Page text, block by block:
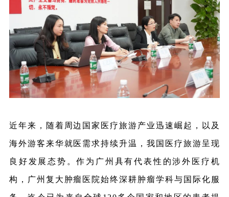
近年来，随着周边国家医疗旅游产业迅速崛起，以及
海外游客来华就医需求持续升温，我国医疗旅游呈现
良好发展态势。作为广州具有代表性的涉外医疗机
构，广州复大肿瘤医院始终深耕肿瘤学科与国际化服